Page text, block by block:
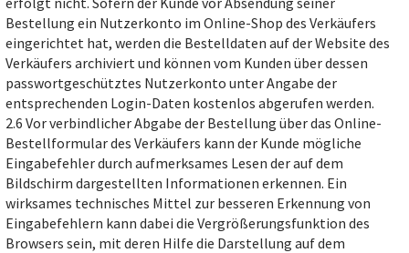
Bestellung ein Nutzerkonto im Online-Shop des Verkäufers
eingerichtet hat, werden die Bestelldaten auf der Website des
Verkäufers archiviert und können vom Kunden über dessen
passwortgeschütztes Nutzerkonto unter Angabe der
entsprechenden Login-Daten kostenlos abgerufen werden.
2.6 Vor verbindlicher Abgabe der Bestellung über das Online-
Bestellformular des Verkäufers kann der Kunde mögliche
Eingabefehler durch aufmerksames Lesen der auf dem
Bildschirm dargestellten Informationen erkennen. Ein
wirksames technisches Mittel zur besseren Erkennung von
Eingabefehlern kann dabei die Vergrößerungsfunktion des
Browsers sein, mit deren Hilfe die Darstellung auf dem